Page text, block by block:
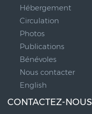
Hébergement
Circulation
Photos
Publications
Bénévoles
Nous contacter
English
CONTACTEZ-NOUS